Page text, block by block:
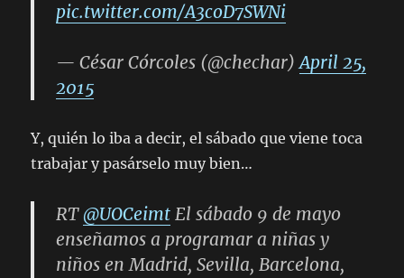
pic.twitter.com/A3coD7SWNi
— César Córcoles (@chechar)April 25,
2015
Y, quién lo iba a decir, el sábado que viene toca
trabajar y pasárselo muy bien…
RT @UOCeimt El sábado 9 de mayo
enseñamos a programar a niñas y
niños en Madrid, Sevilla, Barcelona,